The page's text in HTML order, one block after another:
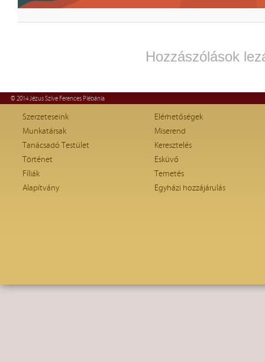
Hozzászólások
© 2014 Jézus Szíve Ferences Plébánia
Szerzeteseink
Munkatársak
Tanácsadó Testület
Történet
Fíliák
Alapítvány
Elérhetőségek
Miserend
Keresztelés
Esküvő
Temetés
Egyházi hozzájárulás